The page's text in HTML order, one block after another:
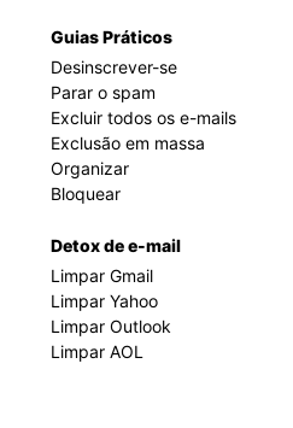
Guias Práticos
Desinscrever-se
Parar o spam
Excluir todos os e-mails
Exclusão em massa
Organizar
Bloquear
Detox de e-mail
Limpar Gmail
Limpar Yahoo
Limpar Outlook
Limpar AOL